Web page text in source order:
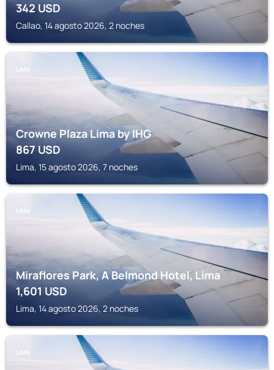
342USD
Callao, 14 agosto 2026, 2 noches
LIMA
Crowne Plaza Lima by IHG
867USD
Lima, 15 agosto 2026, 7 noches
LIMA
Miraflores Park, A Belmond Hotel, Lima
1,601USD
Lima, 14 agosto 2026, 2 noches
LIMA